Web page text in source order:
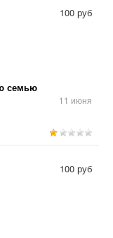
семью
11 июня
100 руб
100 руб